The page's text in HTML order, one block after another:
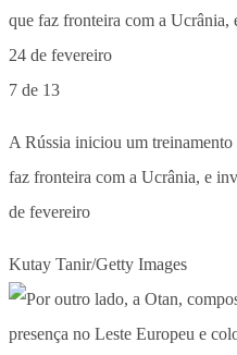
7 de 13
A Rússia iniciou um
faz fronteira com a Ucrânia, e
de fevereiro
Kutay Tanir/Getty Images